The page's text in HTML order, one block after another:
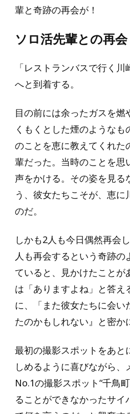
輩と奇跡の再会が！
ソロ活先輩との再会
「レストランバスで行く
へと到着する。
目の前には余ったガスを燃
くもくとした煙のようなも
のことを恵に教えてくれ
輩だった。当時のことを
声をかける。その姿を見
う、彼女たちこそが、恵
のだ。
しかも2人も今日偶然再会
人も再会するという奇跡
ていると、見かけたこと
は「ありますよね」と答
に、「また彼女たちに会
たのかもしれない』と密か
最初の撮影スポットをあと
しめるように喜びながら
No.1の撮影スポット“千鳥
ることができなかったサ